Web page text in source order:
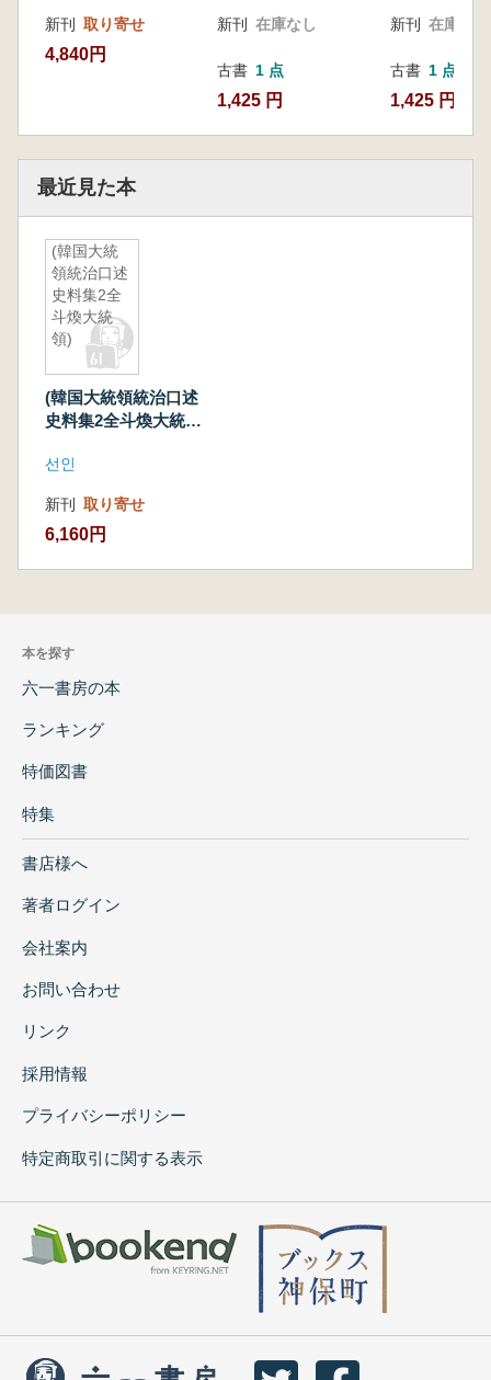
新刊 取り寄せ
4,840円
新刊 在庫なし
古書 1 点
1,425 円
新刊 在庫なし
古書 1 点
1,425 円
最近見た本
(韓国大統
領統治口述
史料集2全
斗煥大統
領)
(韓国大統領統治口述
史料集2全斗煥大統
선인
新刊 取り寄せ
6,160円
本を探す
六一書房の本
ランキング
特価図書
特集
書店様へ
著者ログイン
会社案内
お問い合わせ
リンク
採用情報
プライバシーポリシー
特定商取引に関する表示